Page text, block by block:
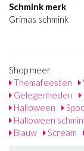
Schmink merk
Grimas schmink
Shop meer
Themafeesten
Gelegenheden
Halloween
Halloween
Blauw
Scream